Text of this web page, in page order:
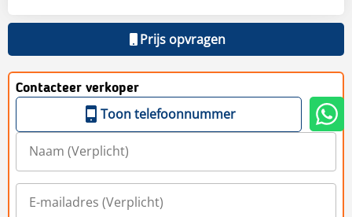
Prijs opvragen
Contacteer verkoper
Toon telefoonnummer